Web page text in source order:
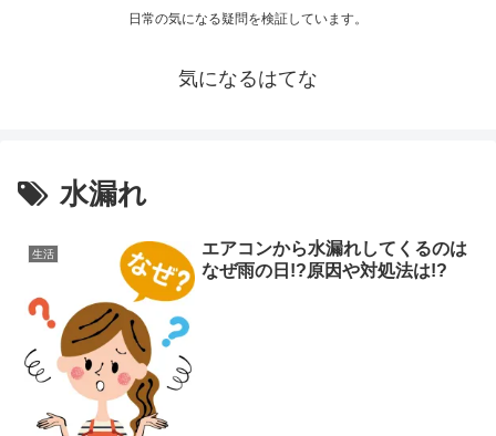
日常の気になる疑問を検証しています。
気になるはてな
水漏れ
生活
エアコンから水漏れしてくるのは
なぜ雨の日!?原因や対処法は!?